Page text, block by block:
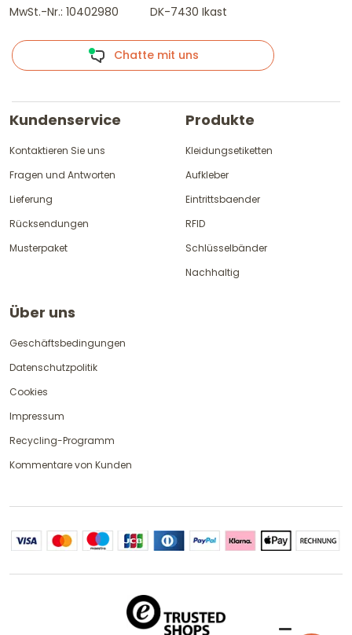
MwSt.-Nr.: 10402980
DK-7430 Ikast
Chatte mit uns
Kundenservice
Kontaktieren Sie uns
Fragen und Antworten
Lieferung
Rücksendungen
Musterpaket
Produkte
Kleidungsetiketten
Aufkleber
Eintrittsbaender
RFID
Schlüsselbänder
Nachhaltig
Über uns
Geschäftsbedingungen
Datenschutzpolitik
Cookies
Impressum
Recycling-Programm
Kommentare von Kunden